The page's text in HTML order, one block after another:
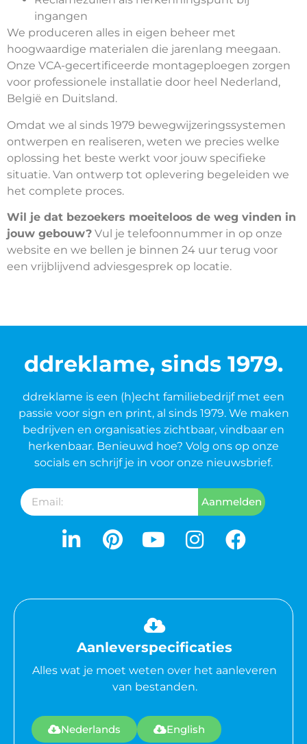
ingangen
We produceren alles in eigen beheer met
hoogwaardige materialen die jarenlang meegaan.
Onze VCA-gecertificeerde montageploegen zorgen
voor professionele installatie door heel Nederland,
België en Duitsland.
Omdat we al sinds 1979 bewegwijzeringssystemen
ontwerpen en realiseren, weten we precies welke
oplossing het beste werkt voor jouw specifieke
situatie. Van ontwerp tot oplevering begeleiden we
het complete proces.
Wil je dat bezoekers moeiteloos de weg vinden in
jouw gebouw? Vul je telefoonnummer in op onze
website en we bellen je binnen 24 uur terug voor
een vrijblijvend adviesgesprek op locatie.
ddreklame, sinds 1979.
ddreklame is een (h)echt familiebedrijf met een
passie voor sign en print, al sinds 1979. We maken
bedrijven en organisaties zichtbaar, vindbaar en
herkenbaar. Benieuwd hoe? Volg ons op onze
socials en schrijf je in voor onze nieuwsbrief.
Aanmelden
Aanleverspecificaties
Alles wat je moet weten over het aanleveren
van bestanden.
Nederlands English